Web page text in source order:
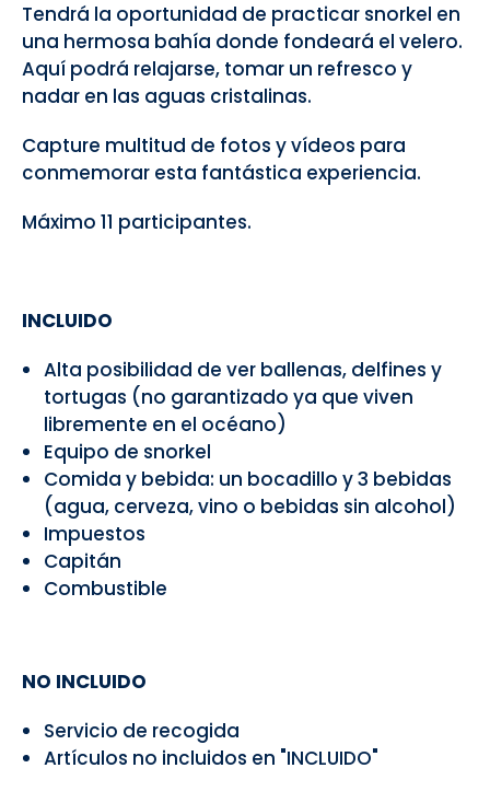
Tendrá la oportunidad de practicar snorkel en
una hermosa bahía donde fondeará el velero.
Aquí podrá relajarse, tomar un refresco y
nadar en las aguas cristalinas.
Capture multitud de fotos y vídeos para
conmemorar esta fantástica experiencia.
Máximo 11 participantes.
INCLUIDO
Alta posibilidad de ver ballenas, delfines y
tortugas (no garantizado ya que viven
libremente en el océano)
Equipo de snorkel
Comida y bebida: un bocadillo y 3 bebidas
(agua, cerveza, vino o bebidas sin alcohol)
Impuestos
Capitán
Combustible
NO INCLUIDO
Servicio de recogida
Artículos no incluidos en "INCLUIDO"